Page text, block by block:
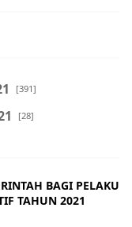
[391]
[28]
BAGI PELAKU
TAHUN 2021